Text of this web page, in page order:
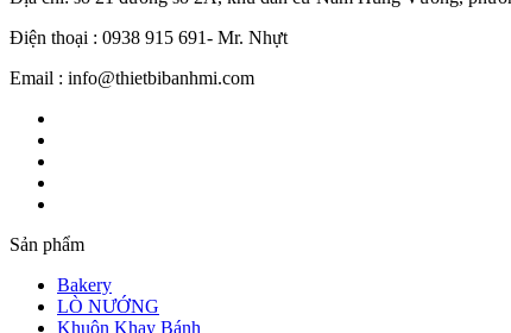
Điện thoại : 0938 915 691- Mr. Nhựt
Email : info@thietbibanhmi.com
Sản phẩm
Bakery
LÒ NƯỚNG
Khuôn Khay Bánh